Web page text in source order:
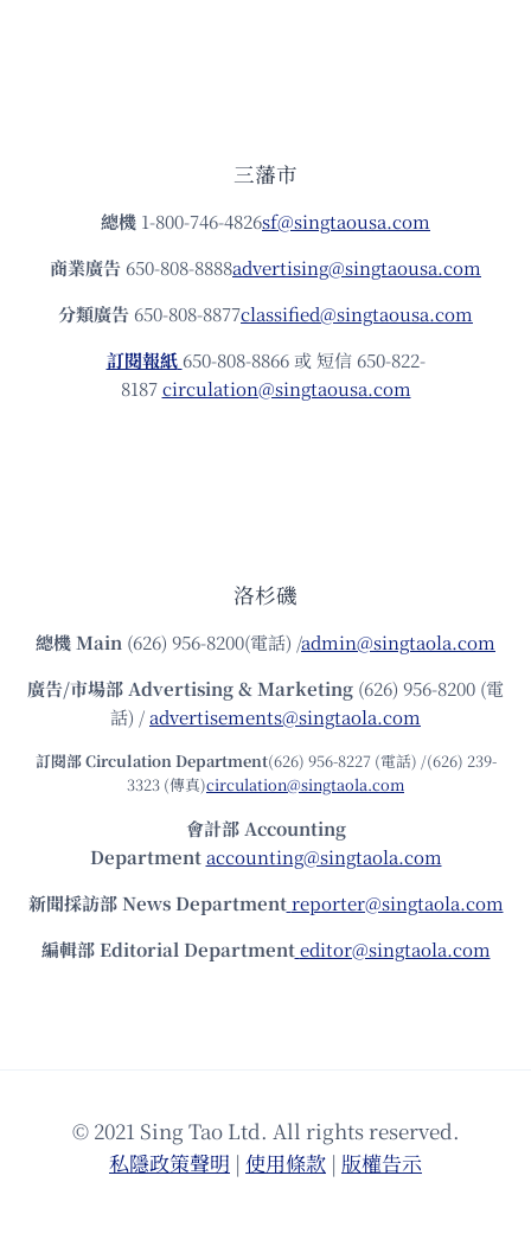
三藩市
總機 1-800-746-4826sf@singtaousa.com
商業廣告 650-808-8888advertising@singtaousa.com
分類廣告 650-808-8877classified@singtaousa.com
訂閱報紙 650-808-8866 或 短信 650-822-
8187circulation@singtaousa.com
洛杉磯
總機Main (626) 956-8200(電話) /admin@singtaola.com
廣告/市場部Advertising & Marketing (626) 956-8200 (電
話) /advertisements@singtaola.com
訂閱部 Circulation Department(626) 956-8227 (電話) /(626) 239-
3323 (傳真)circulation@singtaola.com
會計部 Accounting
Department accounting@singtaola.com
新聞採訪部 News Department reporter@singtaola.com
編輯部 Editorial Department editor@singtaola.com
© 2021 Sing Tao Ltd. All rights reserved.
私隱政策聲明 | 使⽤條款 | 版權告⽰